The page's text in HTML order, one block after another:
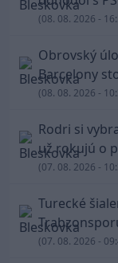
(08. 08. 2026 -
Obrovský
Barcelony
(08. 08. 2026 -
Rodri si
už rokujú o
(07. 08. 2026 -
Turecké
(07. 08. 2026 -